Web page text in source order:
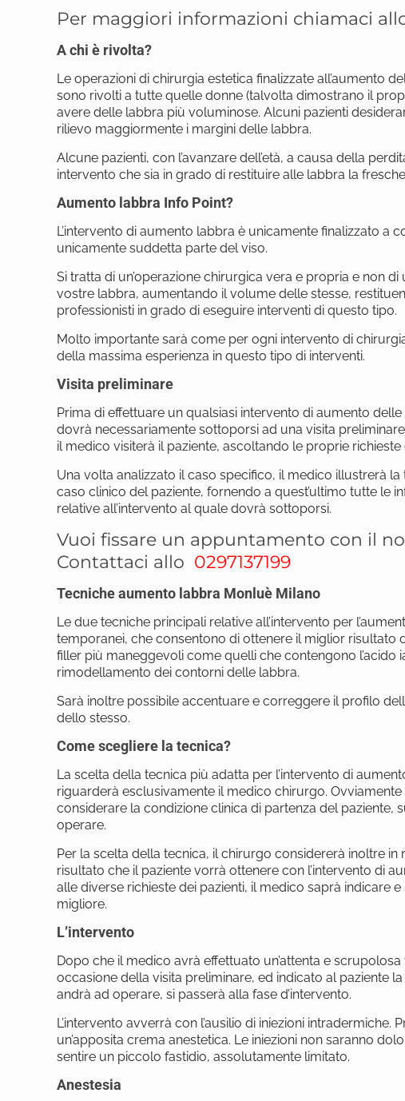
Per maggiori informazioni chiamaci
A chi è rivolta?
Le operazioni di chirurgia estetica finalizzate all’aumento
sono rivolti a tutte quelle donne (talvolta dimostrano il
avere delle labbra più voluminose. Alcuni pazienti
rilievo maggiormente i margini delle labbra.
Alcune pazienti, con l’avanzare dell’età, a causa della
intervento che sia in grado di restituire alle labbra la
Aumento labbra Info Point?
L’intervento di aumento labbra è unicamente finalizzato
unicamente suddetta parte del viso.
Si tratta di un’operazione chirurgica vera e propria e non
vostre labbra, aumentando il volume delle stesse,
professionisti in grado di eseguire interventi di questo tipo.
Molto importante sarà come per ogni intervento di
della massima esperienza in questo tipo di interventi.
Visita preliminare
Prima di effettuare un qualsiasi intervento di aumento
dovrà necessariamente sottoporsi ad una visita
il medico visiterà il paziente, ascoltando le proprie richieste
Una volta analizzato il caso specifico, il medico illustrerà
caso clinico del paziente, fornendo a quest’ultimo tutte le
relative all’intervento al quale dovrà sottoporsi.
Vuoi fissare un appuntamento con il
Contattaci allo 0297137199
Tecniche aumento labbra Monluè Milano
Le due tecniche principali relative all’intervento per
temporanei, che consentono di ottenere il miglior risultato
filler più maneggevoli come quelli che contengono l’acido
rimodellamento dei contorni delle labbra.
Sarà inoltre possibile accentuare e correggere il profilo
dello stesso.
Come scegliere la tecnica?
La scelta della tecnica più adatta per l’intervento di
riguarderà esclusivamente il medico chirurgo.
considerare la condizione clinica di partenza del paziente,
operare.
Per la scelta della tecnica, il chirurgo considererà inoltre
risultato che il paziente vorrà ottenere con l’intervento di
alle diverse richieste dei pazienti, il medico saprà indicare
migliore.
L’intervento
Dopo che il medico avrà effettuato un’attenta e
occasione della visita preliminare, ed indicato al paziente
andrà ad operare, si passerà alla fase d’intervento.
L’intervento avverrà con l’ausilio di iniezioni
un’apposita crema anestetica. Le iniezioni non saranno
sentire un piccolo fastidio, assolutamente limitato.
Anestesia